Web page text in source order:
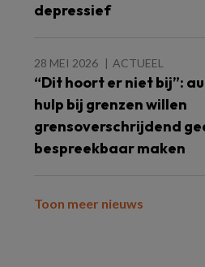
depressief
28 MEI 2026 ACTUEEL
“Dit hoort er niet bij”:
hulp bij grenzen willen
grensoverschrijdend
bespreekbaar maken
Toon meer nieuws